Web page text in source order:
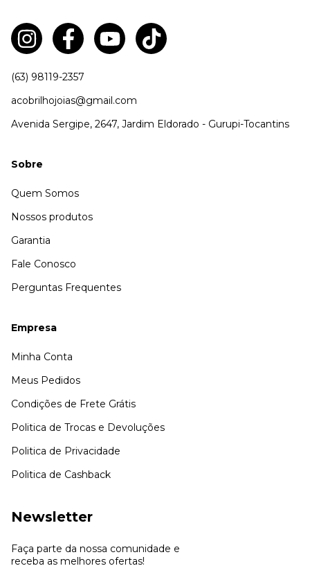
(63) 98119-2357
acobrilhojoias@gmail.com
Avenida Sergipe, 2647, Jardim Eldorado - Gurupi-Tocantins
Sobre
Quem Somos
Nossos produtos
Garantia
Fale Conosco
Perguntas Frequentes
Empresa
Minha Conta
Meus Pedidos
Condições de Frete Grátis
Politica de Trocas e Devoluções
Politica de Privacidade
Politica de Cashback
Newsletter
Faça parte da nossa comunidade e
receba as melhores ofertas!